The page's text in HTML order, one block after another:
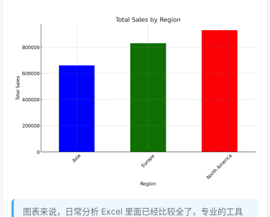
图表来说，日常分析 Excel 里面已经比较全了，专业的工具